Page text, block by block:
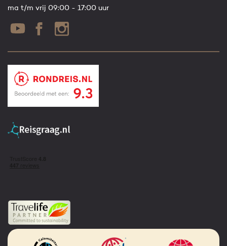
ma t/m vrij 09:00 - 17:00 uur